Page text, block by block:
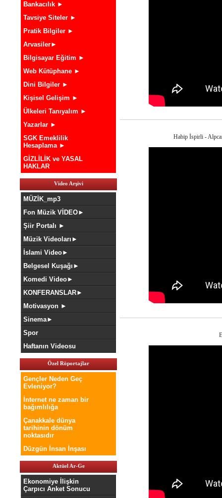
Bankacılık ►
Tavsiye Siteler ►
Pratik Bilgiler ►
Arvasiler►
Bilgisayar Eğitim ►
Web Kütüphane ►
Dini Bilgiler ►
Kişisel Gelişim ►
Ülkeleri Tanıyalım ►
Yazarlar ►
SGK Emeklilik
Hesaplama ►
GİZLİLİK ve YASAL
HAKLAR
Video Arşivi
MÜZİK_mp3
Fon Müzik VİDEO►
Şiir Portalı ►
Müzik Videoları►
İslami Video►
Belgesel Kuşağı►
Komedi Video►
KONFERANSLAR►
Motivasyon ►
Sinema►
Spor
Haftanın Videosu
Özel Röportajlar
Gençler Neden Geç
Evleniyor?
İnternet ne zaman bir
bağımlılığa
Çanakkale dünya
tarihinin dönüm
noktasıdır
Düzgün İnsan İnşası
Aktüel Ar-Ge
Ekonomiye İlişkin
Çarpıcı Anket Sonucu
Habip İspirli -